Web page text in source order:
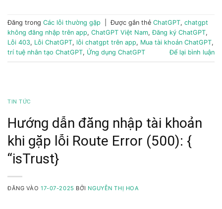
Đăng trong Các lỗi thường gặp Được gắn thẻ ChatGPT, chatgpt
không đăng nhập trên app, ChatGPT Việt Nam,Đăng ký ChatGPT,
Lỗi 403, Lỗi ChatGPT, lỗi chatgpt trên app, Mua tài khoản ChatGPT,
trí tuệ nhân tạo ChatGPT, Ứng dụng ChatGPT Để lại bình luận
TIN TỨC
Hướng dẫn đăng nhập tài khoản
khi gặp lỗi Route Error (500): {
“isTrust}
ĐĂNG VÀO17-07-2025 BỞI NGUYỄN THỊ HOA